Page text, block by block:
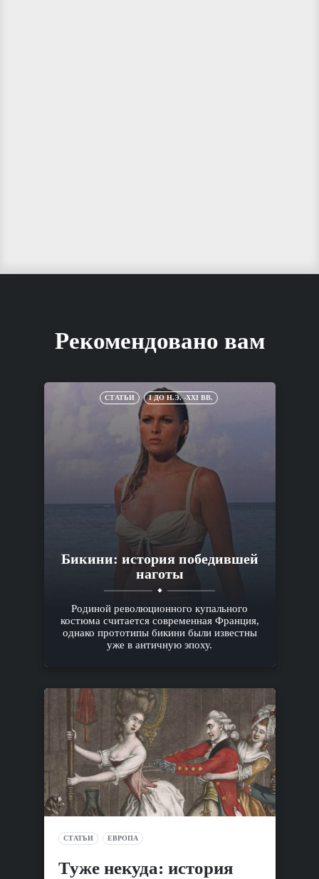
Рекомендовано вам
СТАТЬИ I ДО Н.Э. -XXI ВВ.
Бикини: история победившей
наготы
Родиной революционного купального
костюма считается современная Франция,
однако прототипы бикини были известны
уже в античную эпоху.
СТАТЬИ ЕВРОПА
Туже некуда: история